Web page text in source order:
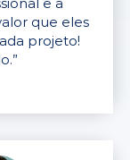
que eles
projeto!